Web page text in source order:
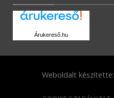
Árukereső.hu
Weboldalt készítette: